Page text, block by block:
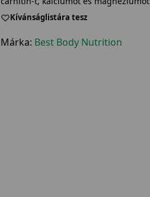
Kívánságlistára tesz
Márka: Best Body Nutrition